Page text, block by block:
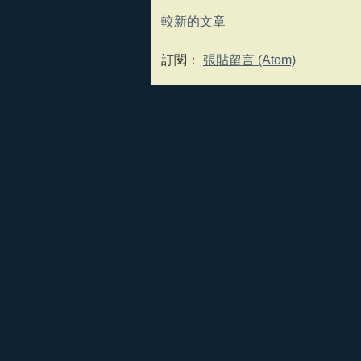
較新的文章
訂閱： 張貼留言 (Atom)